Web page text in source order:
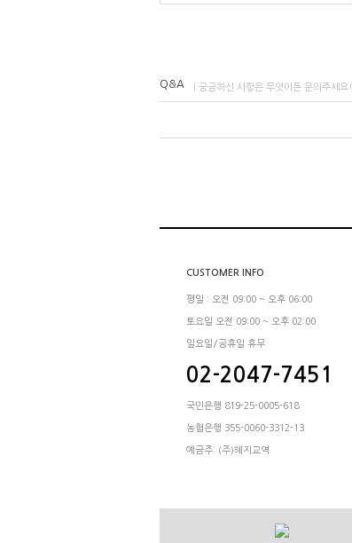
Q&A | 궁금하신 사항은 무엇이든 문의주세요!
CUSTOMER INFO
평일 : 오전 09:00 ~ 오후 06:00
토요일 오전 09:00 ~ 오후 02:00
일요일/공휴일 휴무
02-2047-7451
국민은행 819-25-0005-618
농협은행 355-0060-3312-13
예금주: (주)혜지교역